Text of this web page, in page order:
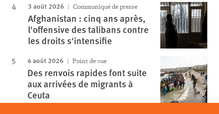
3 août 2026 Communiqué de presse
Afghanistan : cinq ans après,
l'offensive des talibans contre
les droits s'intensifie
4 août 2026 Point de vue
Des renvois rapides font suite
aux arrivées de migrants à
Ceuta